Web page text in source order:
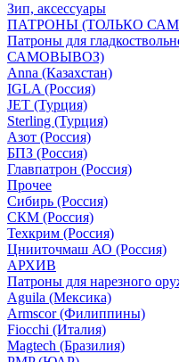
Зип, аксессуары
ПАТРОНЫ (ТОЛЬКО
Патроны для
САМОВЫВОЗ)
Anna (Казахстан)
IGLA (Россия)
JET (Турция)
Sterling (Турция)
Азот (Россия)
БПЗ (Россия)
Главпатрон (Россия)
Прочее
Сибирь (Россия)
СКМ (Россия)
Техкрим (Россия)
Цнииточмаш АО (Россия)
АРХИВ
Патроны для нарезного
Aguila (Мексика)
Armscor (Филиппины)
Fiocchi (Италия)
Magtech (Бразилия)